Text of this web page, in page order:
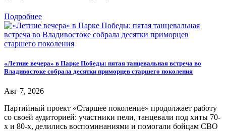
Подробнее
«Летние вечера» в Парке Победы: пятая танцевальная встреча во
Владивостоке собрала десятки приморцев старшего поколения
Авг 7, 2026
Партийный проект «Старшее поколение» продолжает работу
со своей аудиторией: участники пели, танцевали под хиты 70-
х и 80-х, делились воспоминаниями и помогали бойцам СВО